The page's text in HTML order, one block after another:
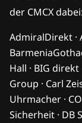
der CMCX dabei:
AdmiralDirekt ·
Hall · BIG
Group · Carl
Uhrmacher ·
Sicherheit · DB